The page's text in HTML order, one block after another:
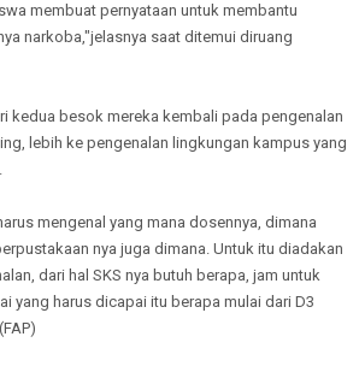
membuat pernyataan untuk membantu
narkoba,"jelasnya saat ditemui diruang
kedua besok mereka kembali pada pengenalan
lebih ke pengenalan lingkungan kampus yang
mengenal yang mana dosennya, dimana
nya juga dimana. Untuk itu diadakan
dari hal SKS nya butuh berapa, jam untuk
yang harus dicapai itu berapa mulai dari D3